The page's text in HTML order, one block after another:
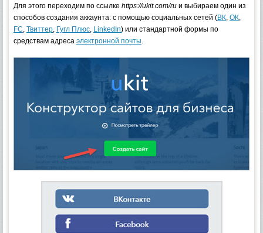
Для этого переходим по ссылке https://ukit.com/ru и выбираем один из
способов создания аккаунта: с помощью социальных сетей (ВК, ОК,
FC, Твиттер, Гугл Плюс, LinkedIn) или стандартной формы по
средствам адреса электронной почты.